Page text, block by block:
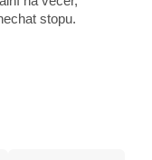
stopu.